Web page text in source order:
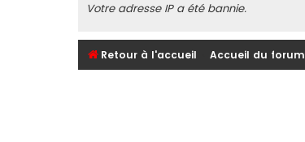
Votre adresse IP a été bannie.
Retour à l'accueil Accueil du forum